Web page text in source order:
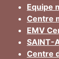
Equipe
Centre
EMV
SAINT-
Centre